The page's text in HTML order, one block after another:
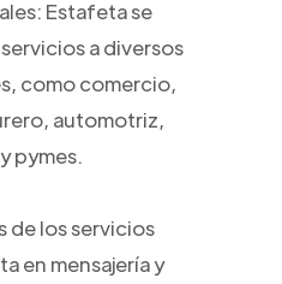
Estafeta se
a diversos
como comercio,
automotriz,
pymes.
de los servicios
en mensajería y